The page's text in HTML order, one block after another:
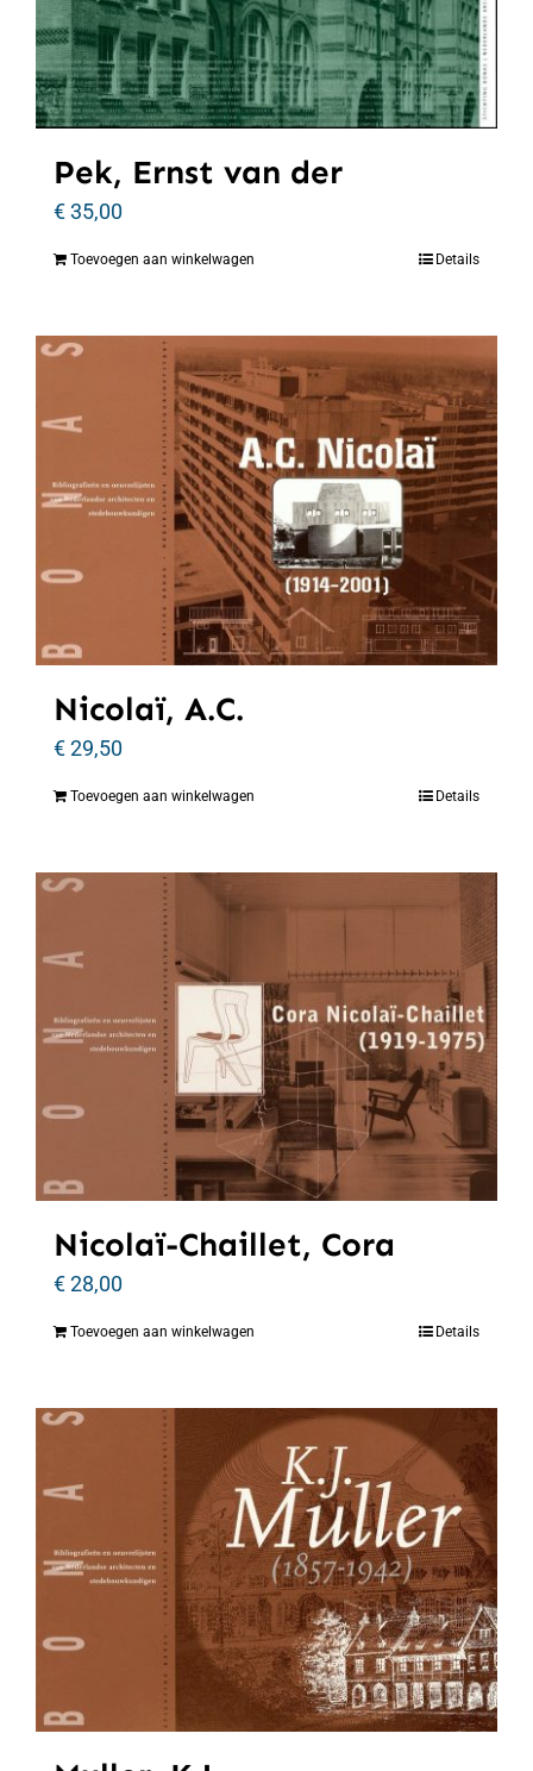
Pek, Ernst van der
€35,00
Toevoegen aan winkelwagen Details
Nicolaï, A.C.
€29,50
Toevoegen aan winkelwagen Details
Nicolaï-Chaillet, Cora
€28,00
Toevoegen aan winkelwagen Details